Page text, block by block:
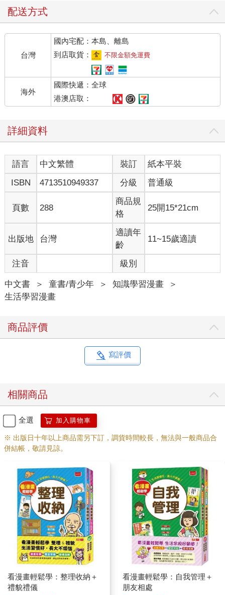
配送方式
台灣
國內宅配：本島、離島
到店取貨：
不限金額免運費
海外
國際快遞：全球
港澳店取：
詳細資料
語言 中文繁體 裝訂
紙本平裝
ISBN
4713510949337 分級 普通級
頁數 288
商品規
格
25開15*21cm
出版地 台灣
適讀年
齡
11~15歲適讀
注音 級別
中文書 ＞ 童書/青少年 ＞ 知識學習漫畫
＞
生活學習漫畫
商品評價
寫評價
相關商品
全選 加入購物車
※ 出版日十年以上商品需另下訂，調貨時間較長，無法與一般商品合
併結帳，敬請見諒。
看漫畫輕鬆學：整理收納＋
禮貌禮儀
看漫畫輕鬆學：自我管理＋
朋友相處